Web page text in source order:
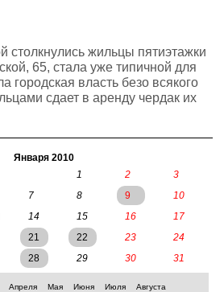
столкнулись жильцы пятиэтажки
65, стала уже типичной для
городская власть безо всякого
сдает в аренду чердак их
советуют пострадавшим...
своих интересов в суд.
Января 2010
1
2
3
7 8 9
10
14 15 16
17
21 22 23
24
28 29 30 31
Апреля Мая Июня Июля
Августа